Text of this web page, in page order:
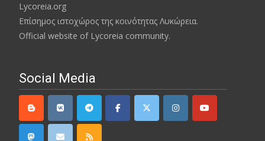
Lycoreia.org
Επίσημος ιστοχώρος της κοινότητας Λυκώρεια.
Official website of Lycoreia community.
Social Media